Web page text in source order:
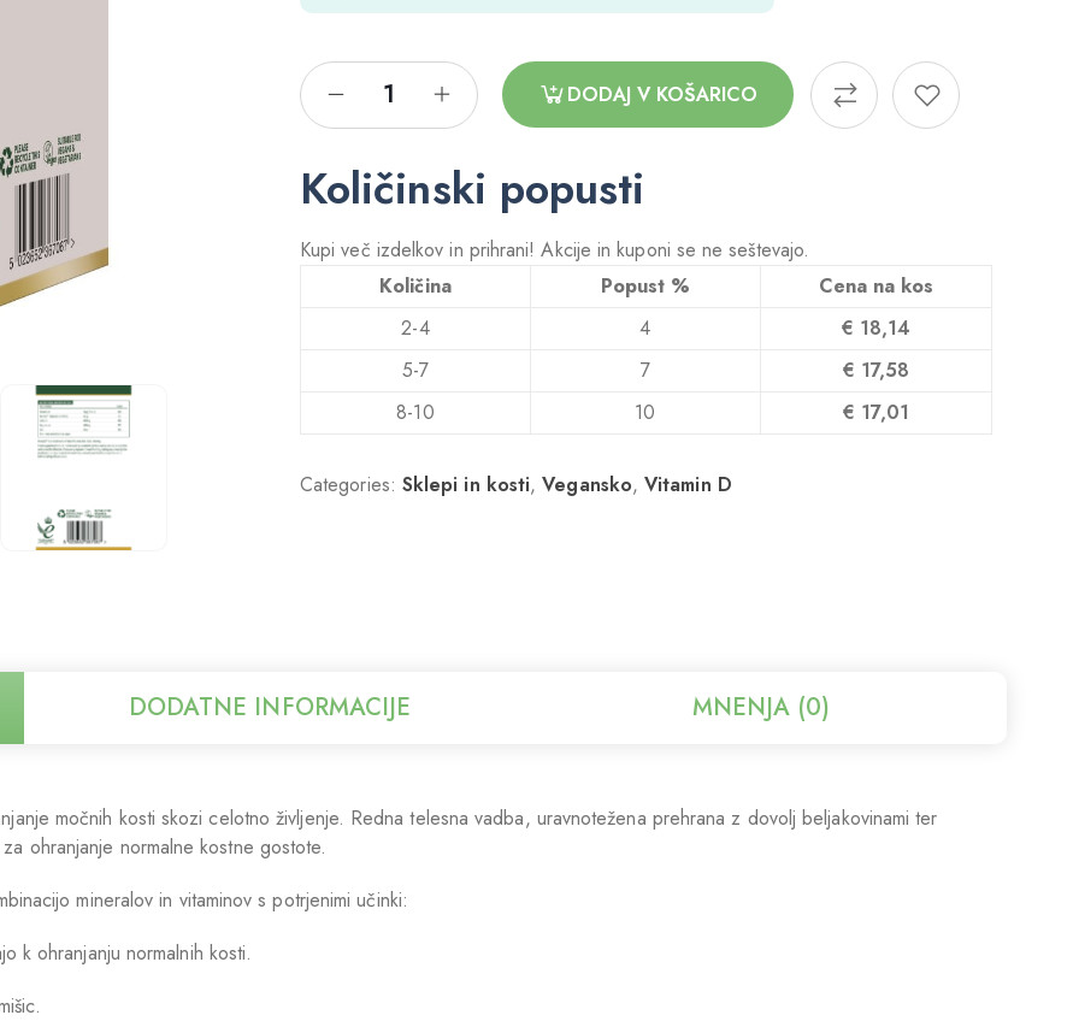
DODAJ V KOŠARICO
Količinski popusti
Kupi več izdelkov in prihrani! Akcije in kuponi se ne seštevajo.
Količina
Popust %
Cena na kos
2-4
4 € 18,14
5-7
7 € 17,58
8-10
10 € 17,01
Categories: Sklepi in kosti,Vegansko,Vitamin D
DODATNE INFORMACIJE MNENJA (0)
močnih kosti skozi celotno življenje. Redna telesna vadba, uravnotežena prehrana z dovolj beljakovinami ter
ohranjanje normalne kostne gostote.
mineralov in vitaminov s potrjenimi učinki:
k ohranjanju normalnih kosti.